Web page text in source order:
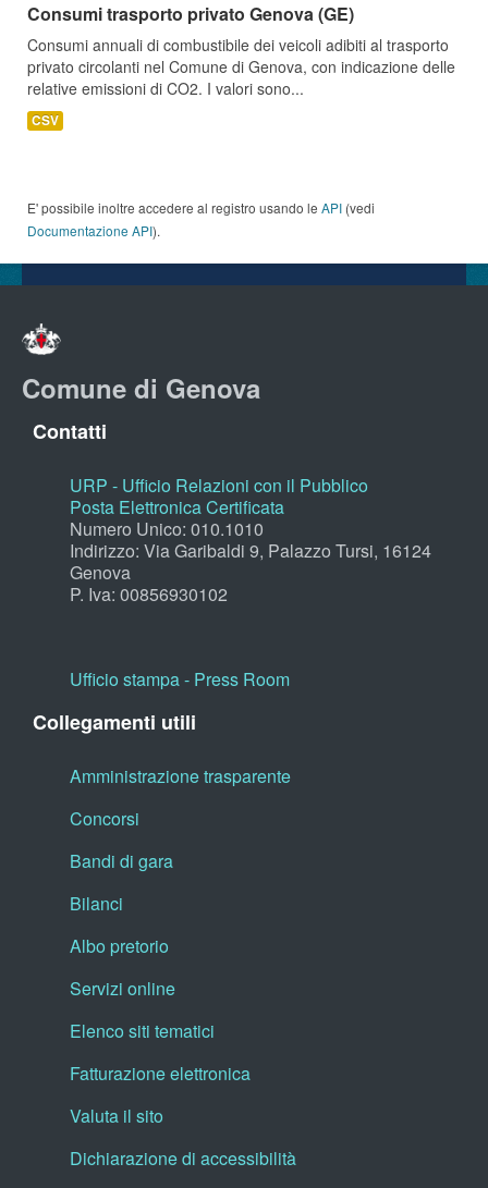
Consumi trasporto privato Genova (GE)
Consumi annuali di combustibile dei veicoli adibiti al trasporto
privato circolanti nel Comune di Genova, con indicazione delle
relative emissioni di CO2. I valori sono...
CSV
E' possibile inoltre accedere al registro usando le API (vedi
Documentazione API).
Comune di Genova
Contatti
URP - Ufficio Relazioni con il Pubblico
Posta Elettronica Certificata
Numero Unico: 010.1010
Indirizzo: Via Garibaldi 9, Palazzo Tursi, 16124
Genova
P. Iva: 00856930102
Ufficio stampa - Press Room
Collegamenti utili
Amministrazione trasparente
Concorsi
Bandi di gara
Bilanci
Albo pretorio
Servizi online
Elenco siti tematici
Fatturazione elettronica
Valuta il sito
Dichiarazione di accessibilità